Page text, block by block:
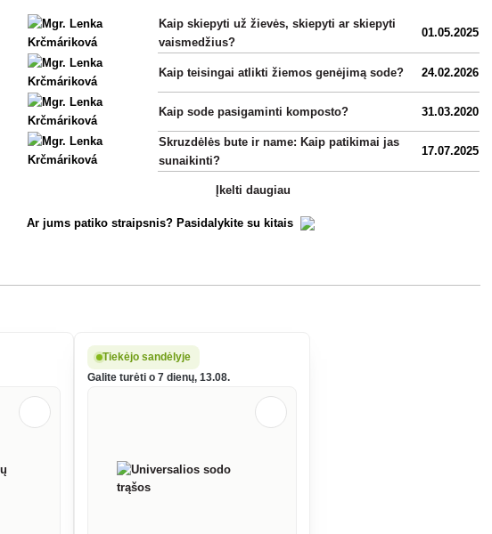
Kaip skiepyti už žievės, skiepyti ar skiepyti
vaismedžius?
01.05.2025
Kaip teisingai atlikti žiemos genėjimą sode? 24.02.2026
Kaip sode pasigaminti komposto? 31.03.2020
Skruzdėlės bute ir name: Kaip patikimai jas
sunaikinti?
17.07.2025
Įkelti daugiau
Ar jums patiko straipsnis? Pasidalykite su kitais
Tiekėjo sandėlyje
Galite turėti o 7 dienų, 13.08.